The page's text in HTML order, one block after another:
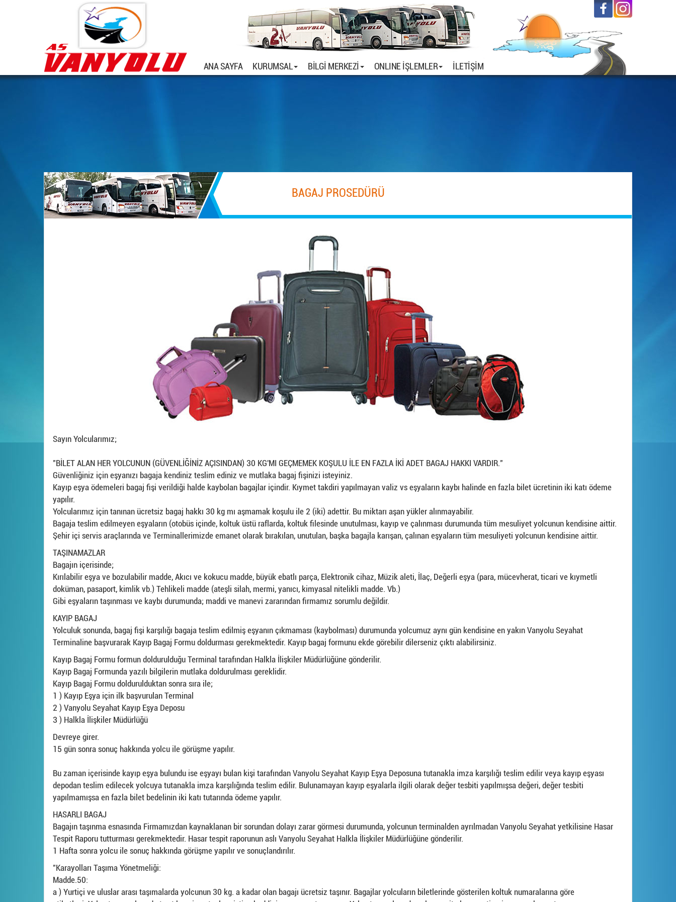
ANA SAYFA(current)
KURUMSAL BİLGİ MERKEZİ ONLINE İŞLEMLER İLETİŞİM
BAGAJ PROSEDÜRÜ
Sayın Yolcularımız;
"BİLET ALAN HER YOLCUNUN (GÜVENLİĞİNİZ AÇISINDAN) 30 KG'MI GEÇMEMEK KOŞULU İLE EN FAZLA İKİ ADET BAGAJ HAKKI VARDIR."
Güvenliğiniz için eşyanızı bagaja kendiniz teslim ediniz ve mutlaka bagaj fişinizi isteyiniz.
Kayıp eşya ödemeleri bagaj fişi verildiği halde kaybolan bagajlar içindir. Kıymet takdiri yapılmayan valiz vs eşyaların kaybı halinde en fazla bilet ücretinin iki katı ödeme
yapılır.
Yolcularımız için tanınan ücretsiz bagaj hakkı 30 kg mı aşmamak koşulu ile 2 (iki) adettir. Bu miktarı aşan yükler alınmayabilir.
Bagaja teslim edilmeyen eşyaların (otobüs içinde, koltuk üstü raflarda, koltuk filesinde unutulması, kayıp ve çalınması durumunda tüm mesuliyet yolcunun kendisine aittir.
Şehir içi servis araçlarında ve Terminallerimizde emanet olarak bırakılan, unutulan, başka bagajla karışan, çalınan eşyaların tüm mesuliyeti yolcunun kendisine aittir.
TAŞINAMAZLAR
Bagajın içerisinde;
Kırılabilir eşya ve bozulabilir madde, Akıcı ve kokucu madde, büyük ebatlı parça, Elektronik cihaz, Müzik aleti, İlaç, Değerli eşya (para, mücevherat, ticari ve kıymetli
doküman, pasaport, kimlik vb.) Tehlikeli madde (ateşli silah, mermi, yanıcı, kimyasal nitelikli madde. Vb.)
Gibi eşyaların taşınması ve kaybı durumunda; maddi ve manevi zararından firmamız sorumlu değildir.
KAYIP BAGAJ
Yolculuk sonunda, bagaj fişi karşılığı bagaja teslim edilmiş eşyanın çıkmaması (kaybolması) durumunda yolcumuz aynı gün kendisine en yakın Vanyolu Seyahat
Terminaline başvurarak Kayıp Bagaj Formu doldurması gerekmektedir. Kayıp bagaj formunu ekde görebilir dilerseniz çıktı alabilirsiniz.
Kayıp Bagaj Formu formun doldurulduğu Terminal tarafından Halkla İlişkiler Müdürlüğüne gönderilir.
Kayıp Bagaj Formunda yazılı bilgilerin mutlaka doldurulması gereklidir.
Kayıp Bagaj Formu doldurulduktan sonra sıra ile;
1 ) Kayıp Eşya için ilk başvurulan Terminal
2 ) Vanyolu Seyahat Kayıp Eşya Deposu
3 ) Halkla İlişkiler Müdürlüğü
Devreye girer.
15 gün sonra sonuç hakkında yolcu ile görüşme yapılır.
Bu zaman içerisinde kayıp eşya bulundu ise eşyayı bulan kişi tarafından Vanyolu Seyahat Kayıp Eşya Deposuna tutanakla imza karşılığı teslim edilir veya kayıp eşyası
depodan teslim edilecek yolcuya tutanakla imza karşılığında teslim edilir. Bulunamayan kayıp eşyalarla ilgili olarak değer tesbiti yapılmışsa değeri, değer tesbiti
yapılmamışsa en fazla bilet bedelinin iki katı tutarında ödeme yapılır.
HASARLI BAGAJ
Bagajın taşınma esnasında Firmamızdan kaynaklanan bir sorundan dolayı zarar görmesi durumunda, yolcunun terminalden ayrılmadan Vanyolu Seyahat yetkilisine Hasar
Tespit Raporu tutturması gerekmektedir. Hasar tespit raporunun aslı Vanyolu Seyahat Halkla İlişkiler Müdürlüğüne gönderilir.
1 Hafta sonra yolcu ile sonuç hakkında görüşme yapılır ve sonuçlandırılır.
"Karayolları Taşıma Yönetmeliği:
Madde.50:
a ) Yurtiçi ve uluslar arası taşımalarda yolcunun 30 kg. a kadar olan bagajı ücretsiz taşınır. Bagajlar yolcuların biletlerinde gösterilen koltuk numaralarına göre